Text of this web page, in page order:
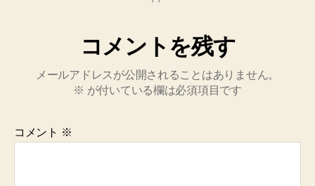
コメントを残す
メールアドレスが公開されることはありません。
※ が付いている欄は必須項目です
コメント ※